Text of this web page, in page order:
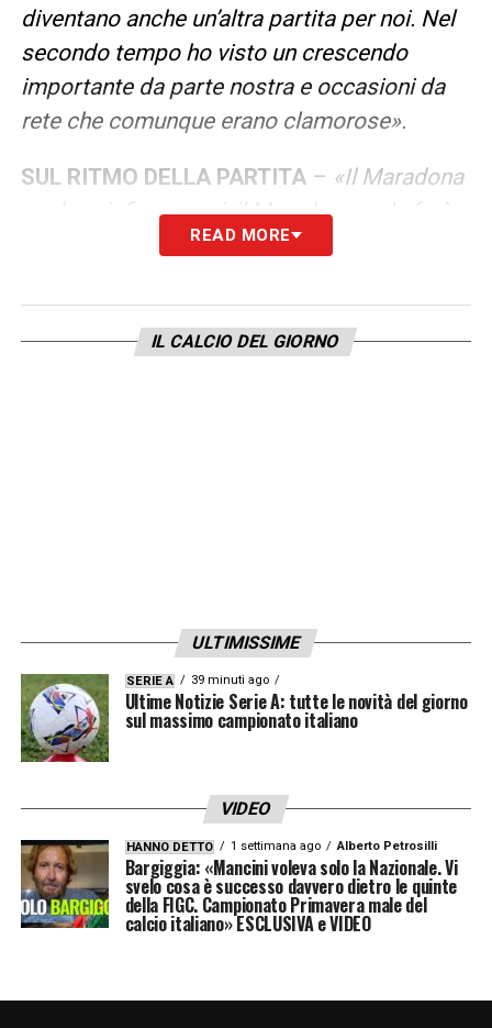
diventano anche un’altra partita per noi. Nel
secondo tempo ho visto un crescendo
importante da parte nostra e occasioni da
rete che comunque erano clamorose».
SUL RITMO DELLA PARTITA– «Il Maradona
se deve infiammarsi, il Maradona ce la farà
infiammare. Questo è un importante inciso.
stiamo mettendo tutta? Ci riusciremo o non
ci riusciremo?».
READ MORE
IL CALCIO DEL GIORNO
ULTIMISSIME
SERIE A 39 minuti ago
Ultime Notizie Serie A: tutte le novità del giorno
sul massimo campionato italiano
VIDEO
HANNO DETTO 1 settimana ago Alberto Petrosilli
Bargiggia: «Mancini voleva solo la Nazionale. Vi
svelo cosa è successo davvero dietro le quinte
della FIGC. Campionato Primavera male del
calcio italiano» ESCLUSIVA e VIDEO